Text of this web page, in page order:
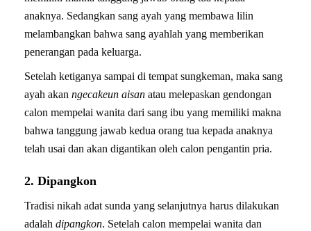
anaknya. Sedangkan sang ayah yang membawa lilin
melambangkan bahwa sang ayahlah yang memberikan
penerangan pada keluarga.
Setelah ketiganya sampai di tempat sungkeman, maka sang
ayah akan ngecakeun aisan atau melepaskan gendongan
calon mempelai wanita dari sang ibu yang memiliki makna
bahwa tanggung jawab kedua orang tua kepada anaknya
telah usai dan akan digantikan oleh calon pengantin pria.
2. Dipangkon
Tradisi nikah adat sunda yang selanjutnya harus dilakukan
adalah dipangkon. Setelah calon mempelai wanita dan